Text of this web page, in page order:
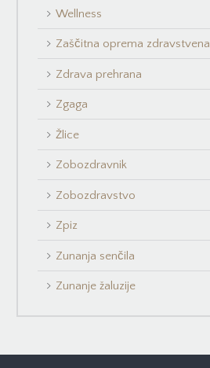
Wellness
Zaščitna oprema
Zdrava prehrana
Zgaga
Žlice
Zobozdravnik
Zobozdravstvo
Zpiz
Zunanja senčila
Zunanje žaluzije